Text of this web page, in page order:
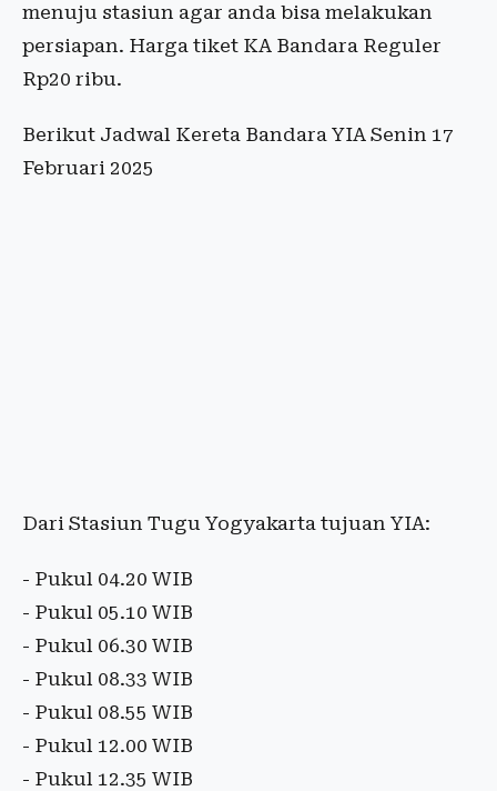
menuju stasiun agar anda bisa melakukan
persiapan. Harga tiket KA Bandara Reguler
Rp20 ribu.
Berikut Jadwal Kereta Bandara YIA Senin 17
Februari 2025
Dari Stasiun Tugu Yogyakarta tujuan YIA:
- Pukul 04.20 WIB
- Pukul 05.10 WIB
- Pukul 06.30 WIB
- Pukul 08.33 WIB
- Pukul 08.55 WIB
- Pukul 12.00 WIB
- Pukul 12.35 WIB